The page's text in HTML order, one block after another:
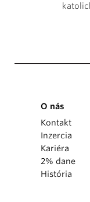
O nás
Kontakt
Inzercia
Kariéra
2% dane
História